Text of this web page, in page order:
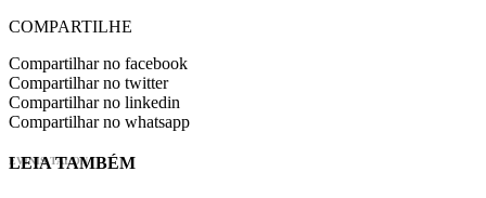
COMPARTILHE
Compartilhar no facebook
Compartilhar no twitter
Compartilhar no linkedin
Compartilhar no whatsapp
EVINIS TALON
LEIA TAMBÉM